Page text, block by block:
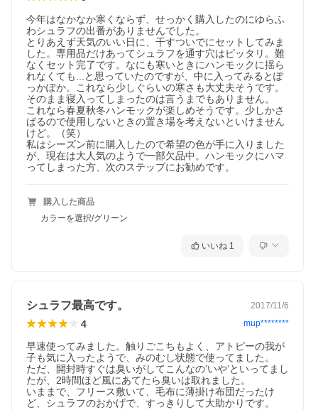
今年はなかなか寒くならず、せっかく購入したのにゆらふ
わシュラフの出番がありませんでした。
とりあえず天気のいい日に、干すついでにセットしてみま
した。専用品だけあってシュラフを通す穴はピッタリ。難
なくセット完了です。なにも寒いときにハンモックに揺ら
れなくても...と思っていたのですが、中に入ってみるとぽ
っかぽか。これなら少しぐらいの寒さも大丈夫そうです。
そのまま寝入ってしまったのは言うまでもありません。
これなら春夏秋冬ハンモックが楽しめそうです。少しかさ
ばるので使用しないときの置き場を考えないといけません
けど。（笑）
私はシーズン前に購入したので希望の色が手に入りました
が、現在は大人気のようで一部欠品中。ハンモックにハマ
ってしまった方、次のステップにお勧めです。
購入した商品
カラーを選択/グリーン
いいね 1
シュラフ最高です。 2017/11/6
4 mup********
早速使ってみました。触りごこちもよく、アトピーの我が
子も気に入ったようで、みのむし状態で使ってました。
ただ、開封時すぐは臭いがしてこんなの’いや‘といってまし
たが、2時間ほど風にあてたら臭いは取れました。
いままで、フリース敷いて、毛布に薄掛け布団だったけ
ど、シュラフのおかげで、すっきりして大助かりです。